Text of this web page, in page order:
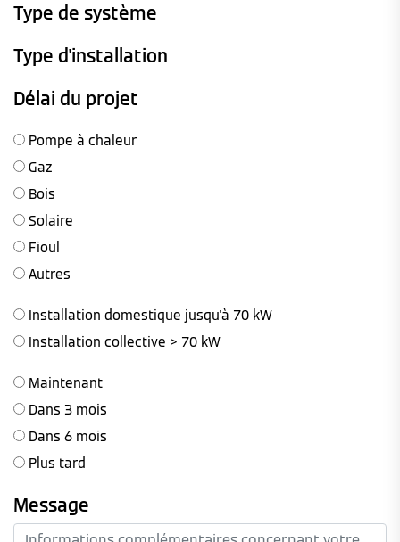
Type de système
Type d'installation
Délai du projet
Pompe à chaleur
Gaz
Bois
Solaire
Fioul
Autres
Installation domestique jusqu'à 70 kW
Installation collective > 70 kW
Maintenant
Dans 3 mois
Dans 6 mois
Plus tard
Message